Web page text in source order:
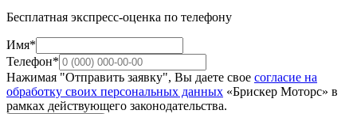
Бесплатная экспресс-оценка по телефону
Имя*
Телефон*
Нажимая "Отправить заявку", Вы даете свое согласие на
обработку своих персональных данных «Брискер Моторс» в
рамках действующего законодательства.